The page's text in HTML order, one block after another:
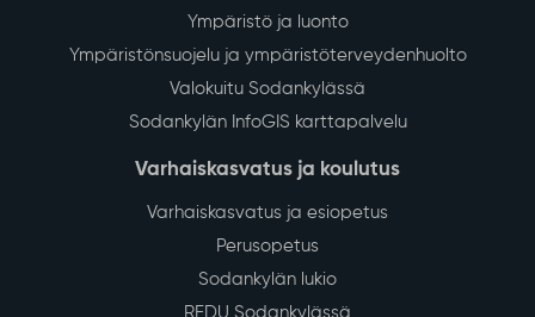
Ympäristö ja luonto
Ympäristönsuojelu ja ympäristöterveydenhuolto
Valokuitu Sodankylässä
Sodankylän InfoGIS karttapalvelu
Varhaiskasvatus ja koulutus
Varhaiskasvatus ja esiopetus
Perusopetus
Sodankylän lukio
REDU Sodankylässä